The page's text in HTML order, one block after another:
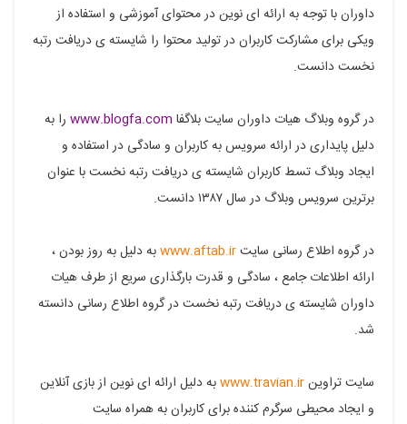
داوران با توجه به ارائه ای نوین در محتوای آموزشی و استفاده از
ویکی برای مشارکت کاربران در تولید محتوا را شایسته ی دریافت رتبه
نخست دانست.
در گروه وبلاگ هیات داوران سایت بلاگفا www.blogfa.com را به
دلیل پایداری در ارائه سرویس به کاربران و سادگی در استفاده و
ایجاد وبلاگ تسط کاربران شایسته ی دریافت رتبه نخست با عنوان
برترین سرویس وبلاگ در سال ۱۳۸۷ دانست.
در گروه اطلاع رسانی سایتwww.aftab.irبه دلیل به روز بودن ،
ارائه اطلاعات جامع ، سادگی و قدرت بارگذاری سریع از طرف هیات
داوران شایسته ی دریافت رتبه نخست در گروه اطلاع رسانی دانسته
شد.
سایت تراوینwww.travian.irبه دلیل ارائه ای نوین از بازی آنلاین
و ایجاد محیطی سرگرم کننده برای کاربران به همراه سایت